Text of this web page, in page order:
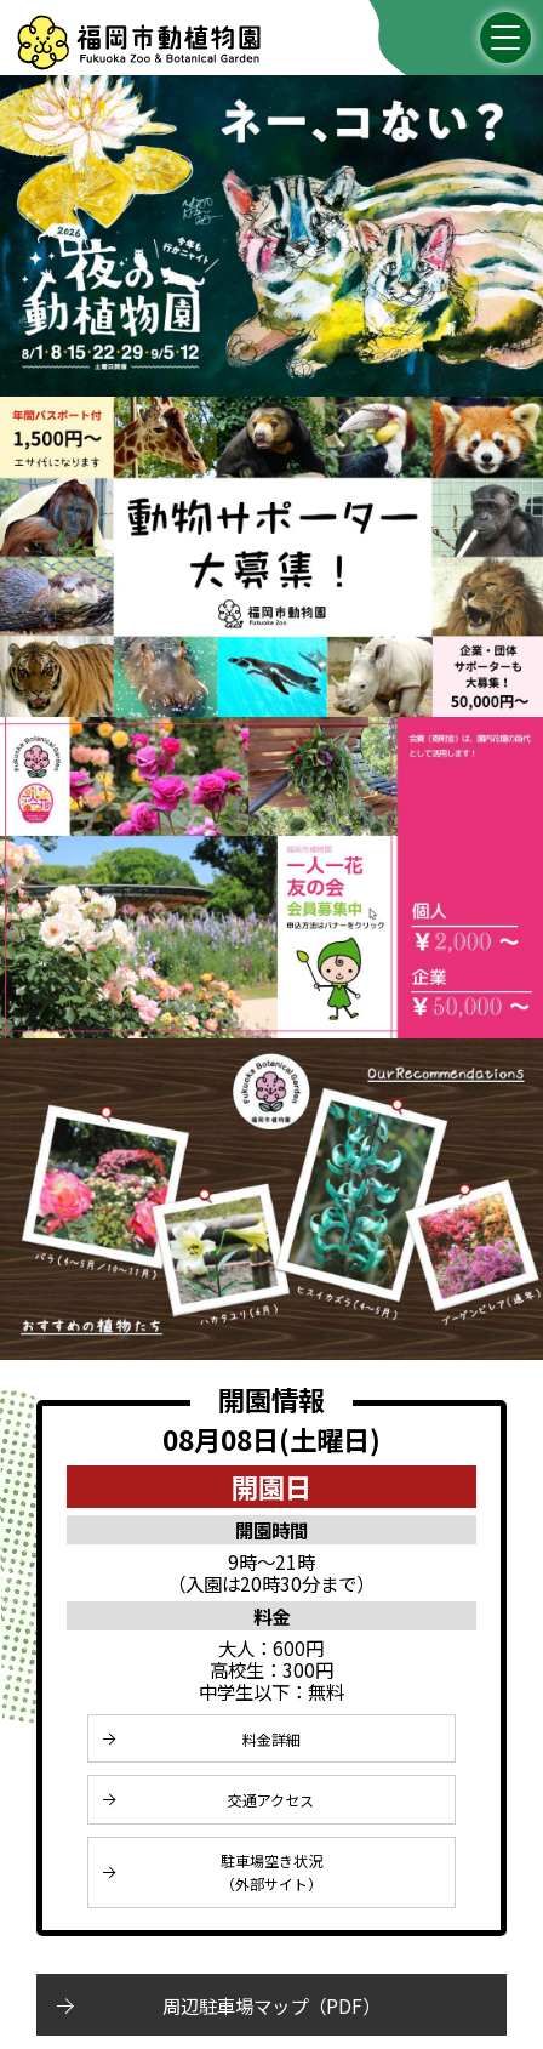
開園情報
08月08日(土曜日)
開園日
開園時間
9時～21時
（入園は20時30分まで）
料金
大人：600円
高校生：300円
中学生以下：無料
料金詳細
交通アクセス
駐車場空き状況
（外部サイト）
周辺駐車場マップ（PDF）